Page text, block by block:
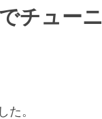
チュー
た。